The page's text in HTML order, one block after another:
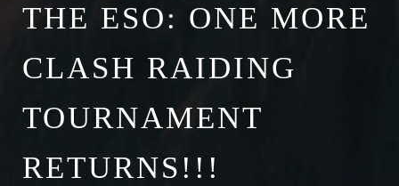
THE ESO: ONE MORE
CLASH RAIDING
TOURNAMENT
RETURNS!!!